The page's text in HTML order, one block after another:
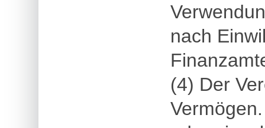
nach
(4) Der